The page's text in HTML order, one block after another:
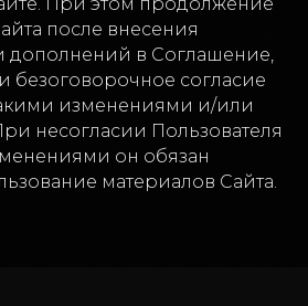
после внесения
дополнений в Соглашение,
безоговорочное согласие
изменениями и/или
несогласии Пользователя
он обязан
материалов Сайта.